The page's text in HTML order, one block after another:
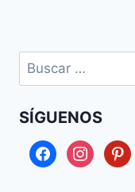
Buscar:
SÍGUENOS
facebookinstagram